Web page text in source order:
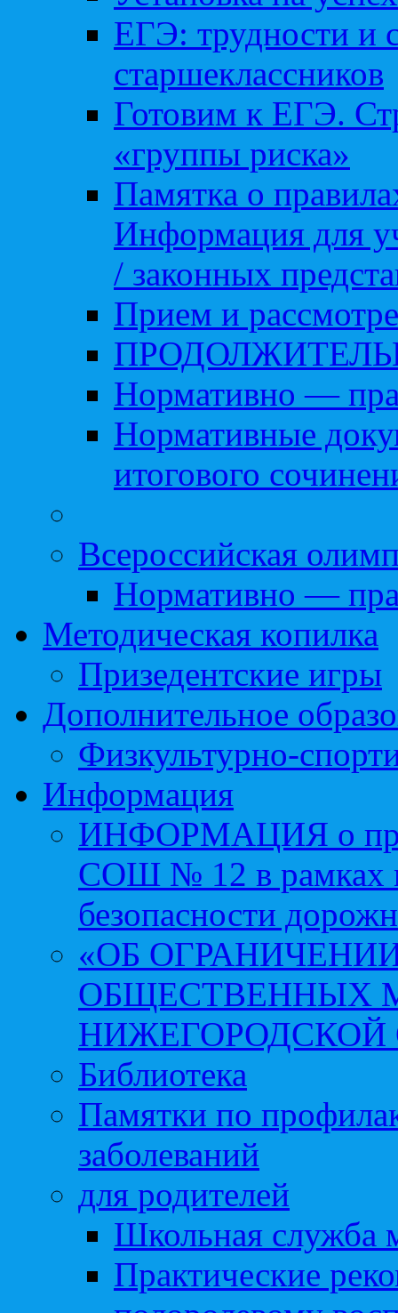
ЕГЭ: трудности и
старшеклассников
Готовим к ЕГЭ.
«группы риска»
Памятка о
Информация для
/ законных
Прием и
Нормативно —
Нормативные
итогового
Всероссийская
Нормативно —
Методическая копилка
Призедентские игры
Дополнительное
Физкультурно-
Информация
ИНФОРМАЦИЯ о
СОШ № 12 в рамках
безопасности
«ОБ
ОБЩЕСТВЕННЫХ
НИЖЕГОРОДСКОЙ
Библиотека
Памятки по
заболеваний
для родителей
Школьная служба
Практические